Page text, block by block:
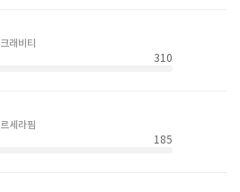
크래비티
310
르세라핌
185